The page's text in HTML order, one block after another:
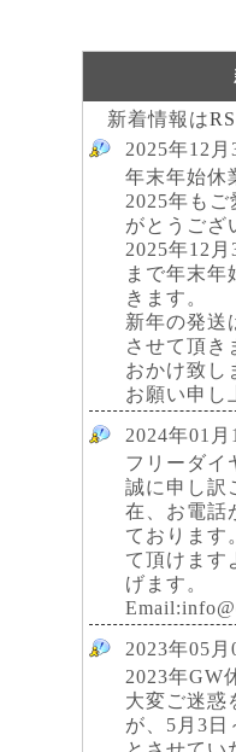
新着情報は
2025年12月
年末年始休
2025年もご
がとうござ
2025年12月
まで年末年
きます。
新年の発送
させて頂き
おかけ致し
お願い申し
2024年01月
フリーダイ
誠に申し訳
在、お電話
ております
て頂けます
げます。
2023年05月
2023年GW
大変ご迷惑
が、5月3日